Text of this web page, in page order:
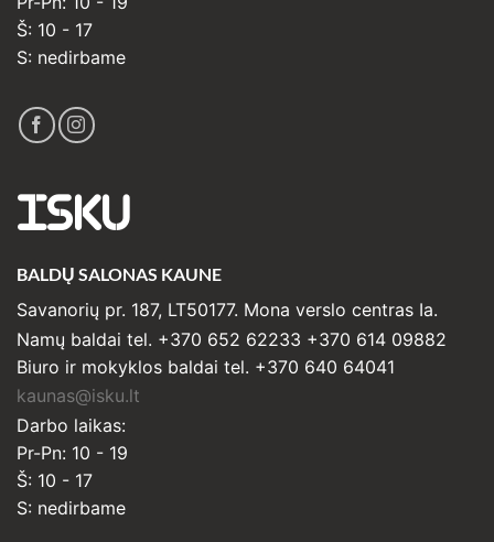
Š: 10 - 17
S: nedirbame
ISKU
BALDŲ SALONAS KAUNE
Savanorių pr. 187, LT50177. Mona verslo centras Ia.
Namų baldai tel. +370 652 62233 +370 614 09882
Biuro ir mokyklos baldai tel. +370 640 64041
kaunas@isku.lt
Darbo laikas:
Pr-Pn: 10 - 19
Š: 10 - 17
S: nedirbame